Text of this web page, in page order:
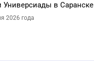
Универсиады в Саранске
2026 года